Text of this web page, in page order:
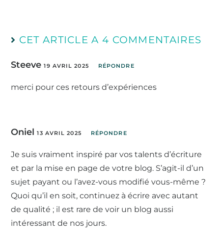
CET ARTICLE A 4 COMMENTAIRES
Steeve19 AVRIL 2025 RÉPONDRE
merci pour ces retours d’expériences
Oniel13 AVRIL 2025 RÉPONDRE
Je suis vraiment inspiré par vos talents d’écriture
et par la mise en page de votre blog. S’agit-il d’un
sujet payant ou l’avez-vous modifié vous-même ?
Quoi qu’il en soit, continuez à écrire avec autant
de qualité ; il est rare de voir un blog aussi
intéressant de nos jours.